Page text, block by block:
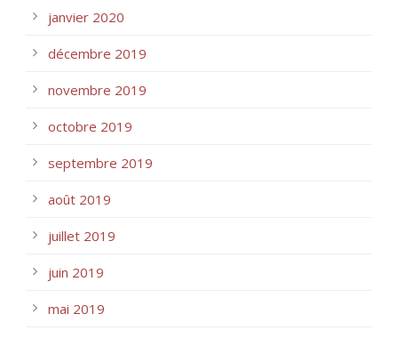
janvier 2020
décembre 2019
novembre 2019
octobre 2019
septembre 2019
août 2019
juillet 2019
juin 2019
mai 2019